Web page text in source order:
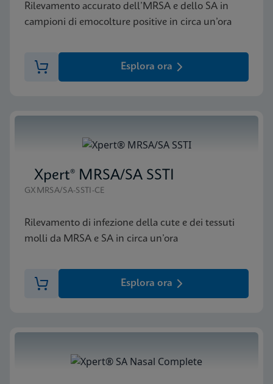
Rilevamento accurato dell’MRSA e dello SA in
campioni di emocolture positive in circa un’ora
Esplora ora
Xpert® MRSA/SA SSTI
GXMRSA/SA-SSTI-CE
Rilevamento di infezione della cute e dei tessuti
molli da MRSA e SA in circa un’ora
Esplora ora